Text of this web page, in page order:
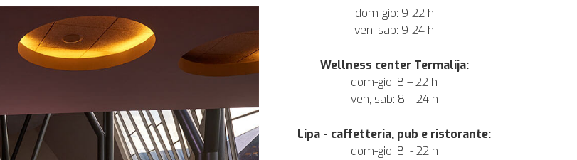
dom-gio: 9-22 h
ven, sab: 9-24 h
Wellness center Termalija:
dom-gio: 8 – 22 h
ven, sab: 8 – 24 h
Lipa - caffetteria, pub e ristorante:
dom-gio: 8 - 22 h